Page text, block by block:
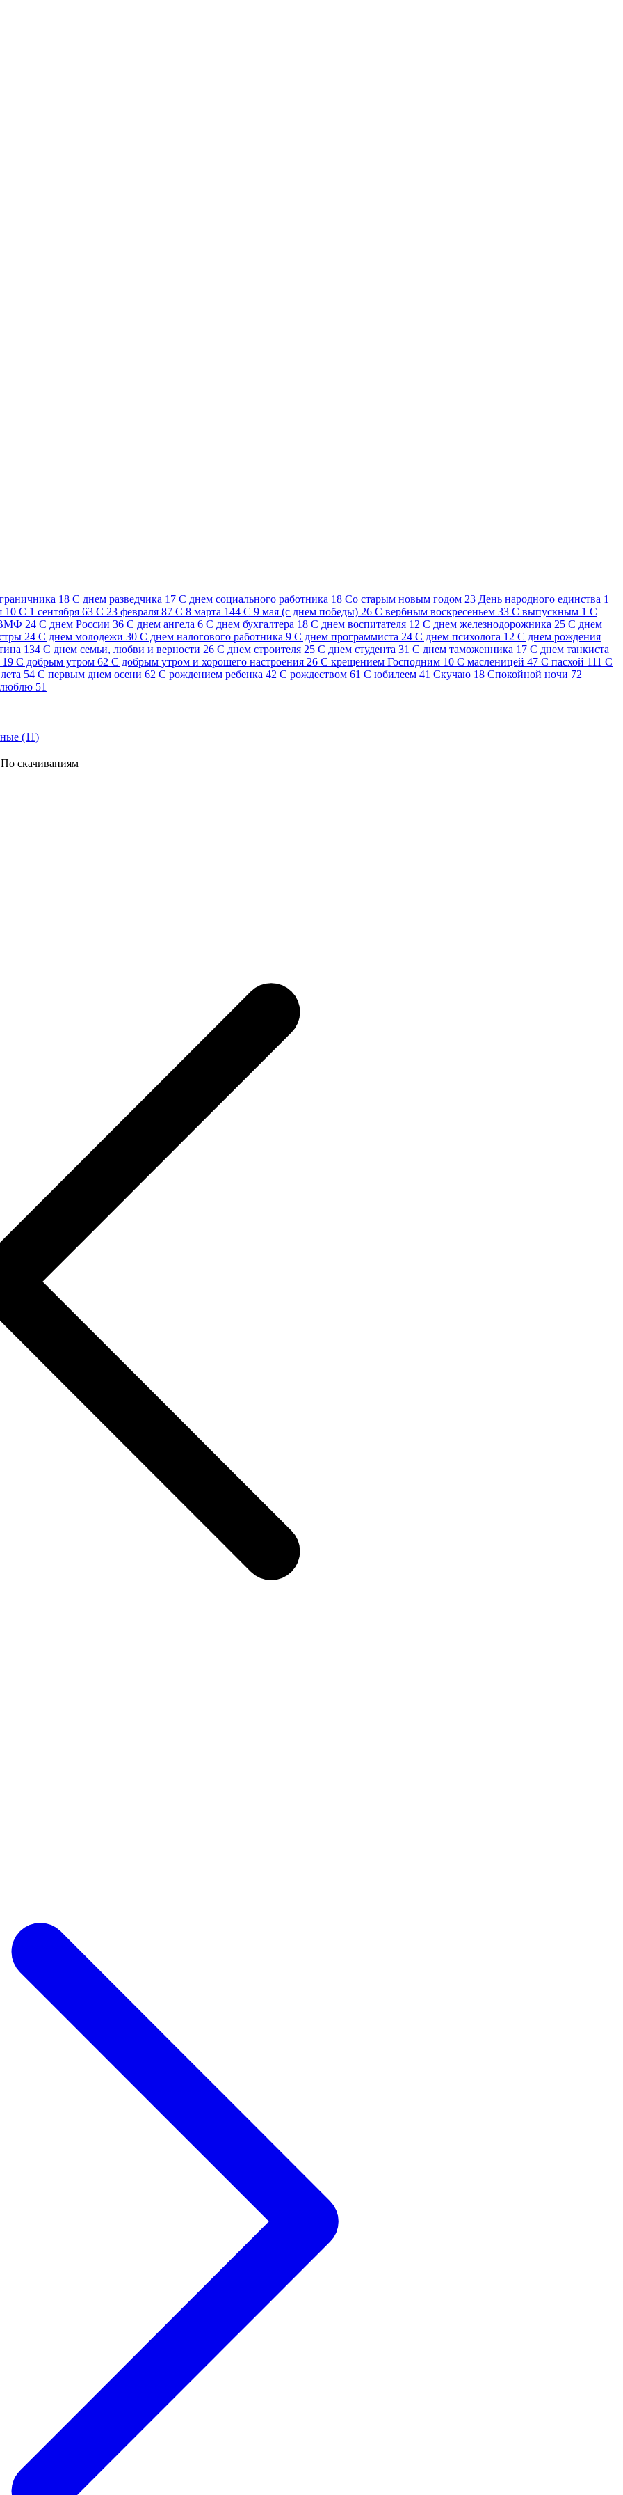
18 C днем разведчика 17 C днем социального работника 18 Cо старым новым годом 23 День народного единства 1
10 С 1 сентября 63 С 23 февраля 87 С 8 марта 144 С 9 мая (с днем победы) 26 С вербным воскресеньем 33 С выпускным 1 С
24 С днем России 36 С днем ангела 6 С днем бухгалтера 18 С днем воспитателя 12 С днем железнодорожника 25 С днем
24 С днем молодежи 30 С днем налогового работника 9 С днем программиста 24 С днем психолога 12 С днем рождения
134 С днем семьи, любви и верности 26 С днем строителя 25 С днем студента 31 С днем таможенника 17 С днем танкиста
19 С добрым утром 62 С добрым утром и хорошего настроения 26 С крещением Господним 10 С масленицей 47 С пасхой 111 С
54 С первым днем осени 62 С рождением ребенка 42 С рождеством 61 С юбилеем 41 Скучаю 18 Спокойной ночи 72
люблю 51
(11)
По скачиваниям